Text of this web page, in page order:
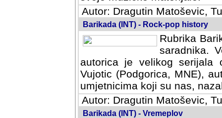
Autor: Dragutin Matoševic,
Barikada (INT) - Rock-pop history
Rubrika
saradnika.
autorica je velikog serijala
Vujotic (Podgorica, MNE),
umjetnicima koji su nas,
Autor: Dragutin Matoševic,
Barikada (INT) - Vremeplov